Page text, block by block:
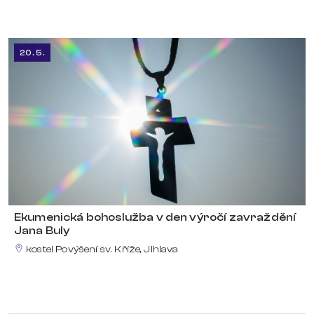
20. 5.
Ekumenická bohoslužba v den výročí zavraždění
Jana Buly
kostel Povýšení sv. Kříže, Jihlava